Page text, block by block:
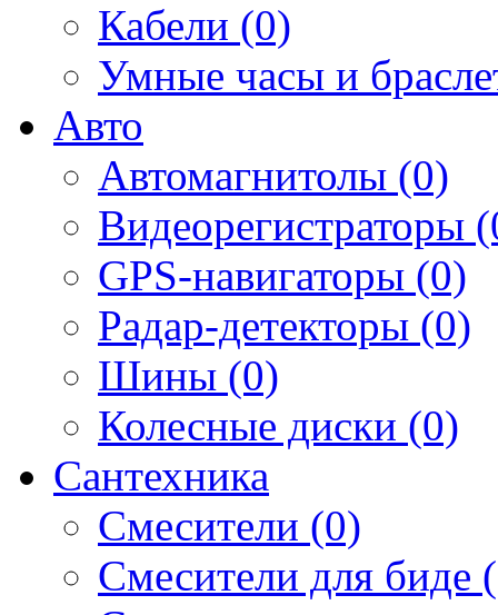
Кабели (0)
Умные часы и
Авто
Автомагнитолы (0)
Видеорегистраторы
GPS-навигаторы (0)
Радар-детекторы (0)
Шины (0)
Колесные диски (0)
Сантехника
Смесители (0)
Смесители для биде